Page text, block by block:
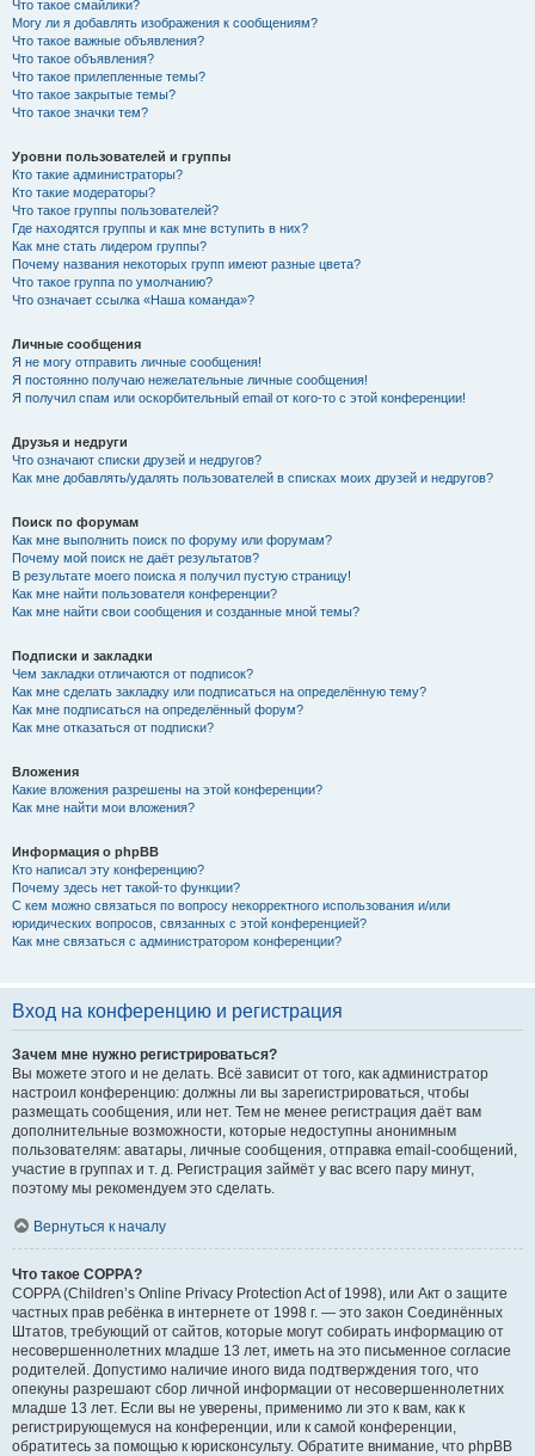
Что такое смайлики?
Могу ли я добавлять изображения к сообщениям?
Что такое важные объявления?
Что такое объявления?
Что такое прилепленные темы?
Что такое закрытые темы?
Что такое значки тем?
Уровни пользователей и группы
Кто такие администраторы?
Кто такие модераторы?
Что такое группы пользователей?
Где находятся группы и как мне вступить в них?
Как мне стать лидером группы?
Почему названия некоторых групп имеют разные цвета?
Что такое группа по умолчанию?
Что означает ссылка «Наша команда»?
Личные сообщения
Я не могу отправить личные сообщения!
Я постоянно получаю нежелательные личные сообщения!
Я получил спам или оскорбительный email от кого-то с этой конференции!
Друзья и недруги
Что означают списки друзей и недругов?
Как мне добавлять/удалять пользователей в списках моих друзей и недругов?
Поиск по форумам
Как мне выполнить поиск по форуму или форумам?
Почему мой поиск не даёт результатов?
В результате моего поиска я получил пустую страницу!
Как мне найти пользователя конференции?
Как мне найти свои сообщения и созданные мной темы?
Подписки и закладки
Чем закладки отличаются от подписок?
Как мне сделать закладку или подписаться на определённую тему?
Как мне подписаться на определённый форум?
Как мне отказаться от подписки?
Вложения
Какие вложения разрешены на этой конференции?
Как мне найти мои вложения?
Информация о phpBB
Кто написал эту конференцию?
Почему здесь нет такой-то функции?
С кем можно связаться по вопросу некорректного использования и/или
юридических вопросов, связанных с этой конференцией?
Как мне связаться с администратором конференции?
Вход на конференцию и регистрация
Зачем мне нужно регистрироваться?
Вы можете этого и не делать. Всё зависит от того, как администратор
настроил конференцию: должны ли вы зарегистрироваться, чтобы
размещать сообщения, или нет. Тем не менее регистрация даёт вам
дополнительные возможности, которые недоступны анонимным
пользователям: аватары, личные сообщения, отправка email-сообщений,
участие в группах и т. д. Регистрация займёт у вас всего пару минут,
поэтому мы рекомендуем это сделать.
Вернуться к началу
Что такое COPPA?
COPPA (Children’s Online Privacy Protection Act of 1998), или Акт о защите
частных прав ребёнка в интернете от 1998 г. — это закон Соединённых
Штатов, требующий от сайтов, которые могут собирать информацию от
несовершеннолетних младше 13 лет, иметь на это письменное согласие
родителей. Допустимо наличие иного вида подтверждения того, что
опекуны разрешают сбор личной информации от несовершеннолетних
младше 13 лет. Если вы не уверены, применимо ли это к вам, как к
регистрирующемуся на конференции, или к самой конференции,
обратитесь за помощью к юрисконсульту. Обратите внимание, что phpBB